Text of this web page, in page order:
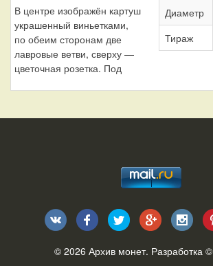
В центре изображён картуш
украшенный виньетками,
по обеим сторонам две
лавровые ветви, сверху —
цветочная розетка. Под
Диаметр
Тираж
© 2026 Архив монет. Разработка ©